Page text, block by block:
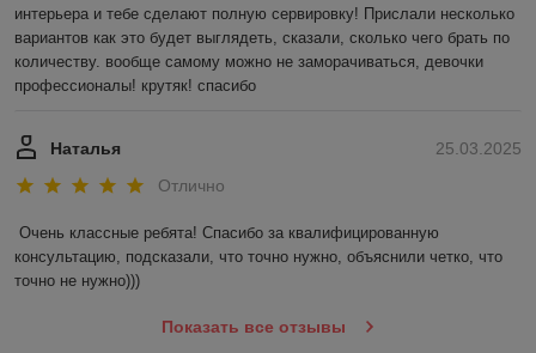
интерьера и тебе сделают полную сервировку! Прислали несколько
вариантов как это будет выглядеть, сказали, сколько чего брать по
количеству. вообще самому можно не заморачиваться, девочки
профессионалы! крутяк! спасибо
25.03.2025
Наталья
Отлично
Очень классные ребята! Спасибо за квалифицированную
консультацию, подсказали, что точно нужно, объяснили четко, что
точно не нужно)))
Показать все отзывы